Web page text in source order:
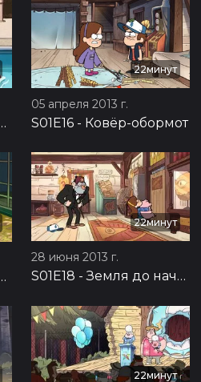
22минут
05 апреля 2013 г.
S01E16 - Ковёр-обормот
22минут
28 июня 2013 г.
S01E18 - Земля до начала свиней
22минут